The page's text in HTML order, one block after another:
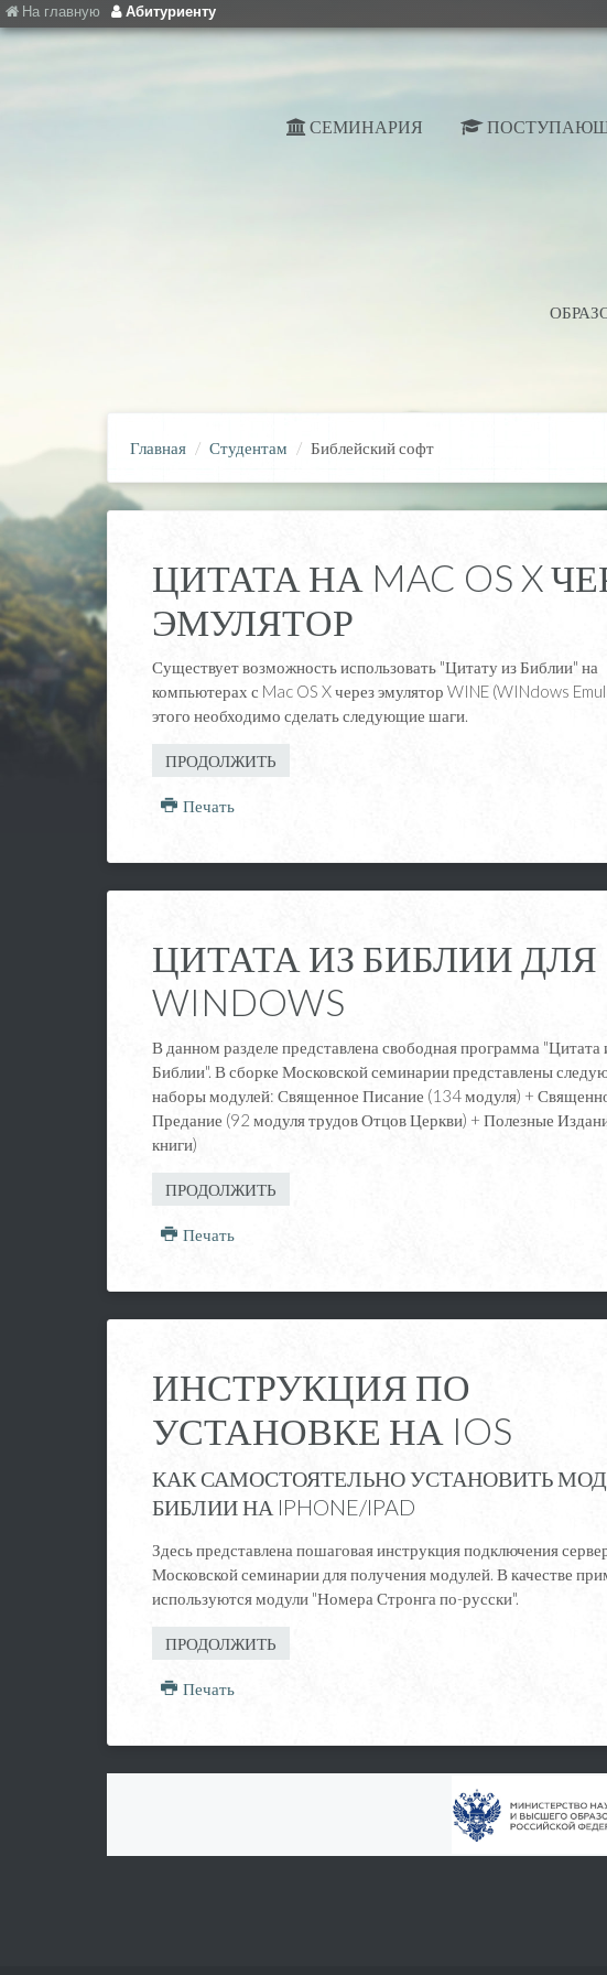
На главную Абитуриенту
СЕМИНАРИЯ
Главная Студентам Библейский софт
ЦИТАТА НА MAC OS X
ЭМУЛЯТОР
Существует возможность использовать "Цитату из Библии" на
компьютерах с Mac OS X через эмулятор WINE (WINdows
этого необходимо сделать следующие шаги.
ПРОДОЛЖИТЬ
Печать
ЦИТАТА ИЗ БИБЛИИ ДЛЯ
WINDOWS
В данном разделе представлена свободная программа "Цитата
Библии". В сборке Московской семинарии представлены
наборы модулей: Священное Писание (134 модуля) +
Предание (92 модуля трудов Отцов Церкви) + Полезные
книги)
ПРОДОЛЖИТЬ
Печать
ИНСТРУКЦИЯ ПО
УСТАНОВКЕ НА IOS
КАК САМОСТОЯТЕЛЬНО УСТАНОВИТЬ
БИБЛИИ НА IPHONE/IPAD
Здесь представлена пошаговая инструкция подключения
Московской семинарии для получения модулей. В качестве
используются модули "Номера Стронга по-русски".
ПРОДОЛЖИТЬ
Печать